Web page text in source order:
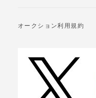
オークション利用規約